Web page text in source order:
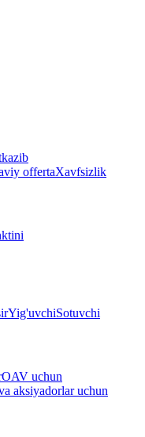
offertaXavfsizlik
Yig'uvchiSotuvchi
OAV uchun
aksiyadorlar uchun